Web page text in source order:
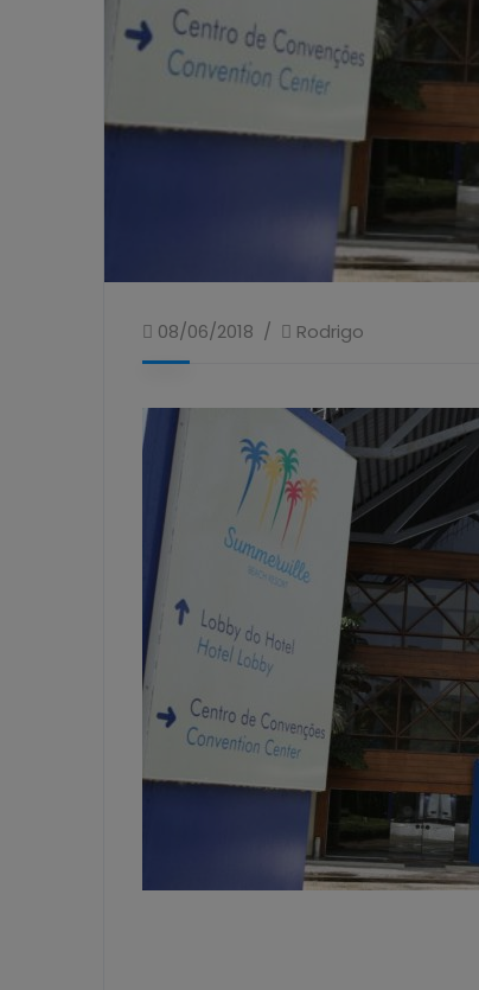
08/06/2018 Rodrigo